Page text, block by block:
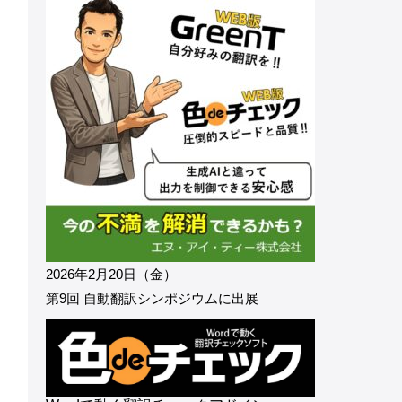
2026年2月20日（金）
第9回 自動翻訳シンポジウムに出展